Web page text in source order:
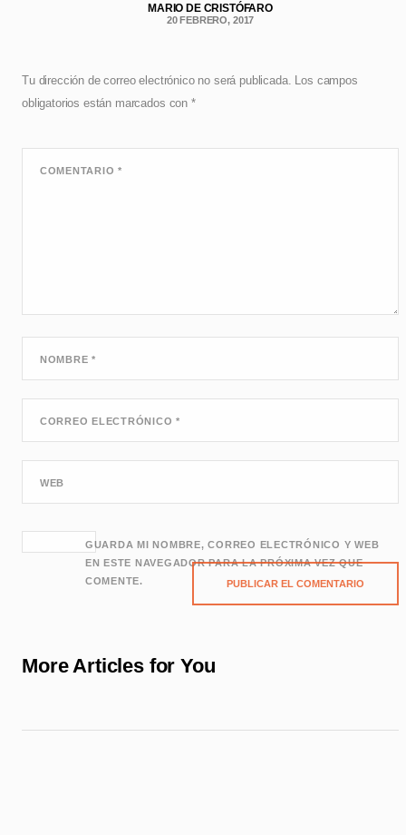
MARIO DE CRISTÓFARO
20 FEBRERO, 2017
Tu dirección de correo electrónico no será publicada. Los campos
obligatorios están marcados con *
COMENTARIO*
NOMBRE*
CORREO ELECTRÓNICO*
WEB
GUARDA MI NOMBRE, CORREO ELECTRÓNICO Y WEB
EN ESTE NAVEGADOR PARA LA PRÓXIMA VEZ QUE
COMENTE.
More Articles for You